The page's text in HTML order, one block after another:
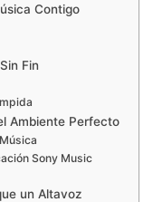
Contigo
Fin
Ambiente Perfecto
Sony Music
un Altavoz